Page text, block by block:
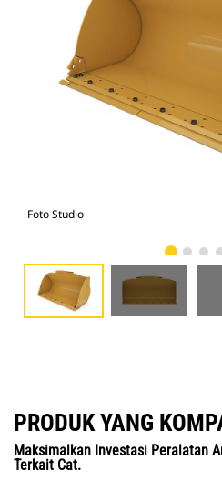
Foto Studio
PRODUK YANG
Maksimalkan Investasi Peralatan
Terkait Cat.